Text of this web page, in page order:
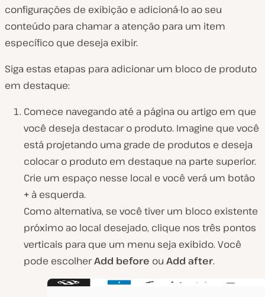
configurações de exibição e adicioná-lo ao seu
conteúdo para chamar a atenção para um item
específico que deseja exibir.
Siga estas etapas para adicionar um bloco de produto
em destaque:
Comece navegando até a página ou artigo em que
você deseja destacar o produto. Imagine que você
está projetando uma grade de produtos e deseja
colocar o produto em destaque na parte superior.
Crie um espaço nesse local e você verá um botão
+ à esquerda.
Como alternativa, se você tiver um bloco existente
próximo ao local desejado, clique nos três pontos
verticais para que um menu seja exibido. Você
pode escolherAdd before ou Add after.